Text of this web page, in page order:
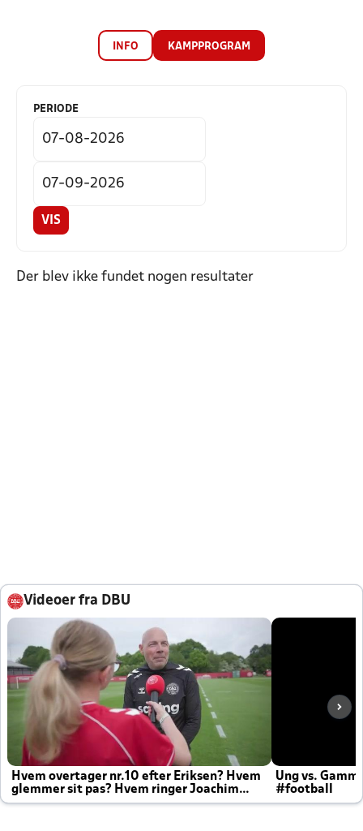
INFO KAMPPROGRAM
PERIODE
VIS
Der blev ikke fundet nogen resultater
Videoer fra DBU
Hvem overtager nr.10 efter Eriksen? Hvem
glemmer sit pas? Hvem ringer Joachim
altid til efter kampe?
Ung vs.
#football